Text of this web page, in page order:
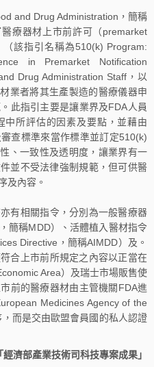
and Drug Administration，簡稱
療器材上市前許可（premarket
該指引名稱為510(k) Program:
in Premarket Notification
Drug Administration Staff，以
業者將其生產製造的醫療儀器申
此指引主要是讓業界及FDA人員
中所評估的因素及要點，並藉由
查標準來當作標準並訂定510(k)
、一致性及透明度，讓業界有一
並不受法律強制規範，但可供醫
及內容。
相關指令，分別為一般醫療器
簡稱MDD）、活體植入醫材指令
Directive，簡稱AIMDD）及。
合上市前所規定之內容以正當在
Area）及瑞士市場販售使
前的醫療器材由主管機關FDA進
Medicines Agency of the
而是交由歐盟會員國的私人認證
濟部產業技術司科技專案成果」